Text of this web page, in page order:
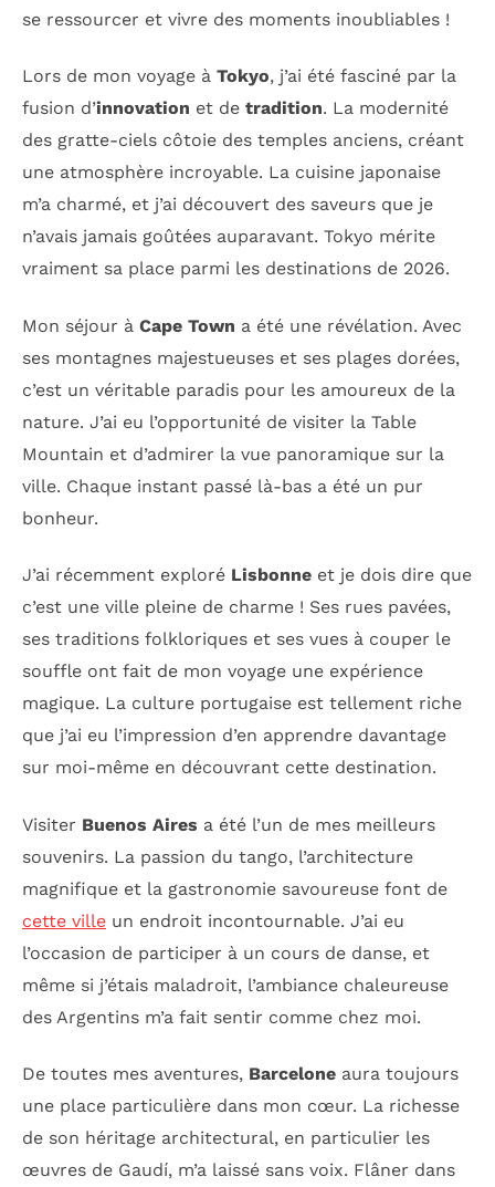
se ressourcer et vivre des moments inoubliables !
Lors de mon voyage à Tokyo, j’ai été fasciné par la
fusion d’innovation et de tradition. La modernité
des gratte-ciels côtoie des temples anciens, créant
une atmosphère incroyable. La cuisine japonaise
m’a charmé, et j’ai découvert des saveurs que je
n’avais jamais goûtées auparavant. Tokyo mérite
vraiment sa place parmi les destinations de 2026.
Mon séjour à Cape Town a été une révélation. Avec
ses montagnes majestueuses et ses plages dorées,
c’est un véritable paradis pour les amoureux de la
nature. J’ai eu l’opportunité de visiter la Table
Mountain et d’admirer la vue panoramique sur la
ville. Chaque instant passé là-bas a été un pur
bonheur.
J’ai récemment exploré Lisbonne et je dois dire que
c’est une ville pleine de charme ! Ses rues pavées,
ses traditions folkloriques et ses vues à couper le
souffle ont fait de mon voyage une expérience
magique. La culture portugaise est tellement riche
que j’ai eu l’impression d’en apprendre davantage
sur moi-même en découvrant cette destination.
Visiter Buenos Aires a été l’un de mes meilleurs
souvenirs. La passion du tango, l’architecture
magnifique et la gastronomie savoureuse font de
cette ville un endroit incontournable. J’ai eu
l’occasion de participer à un cours de danse, et
même si j’étais maladroit, l’ambiance chaleureuse
des Argentins m’a fait sentir comme chez moi.
De toutes mes aventures, Barcelone aura toujours
une place particulière dans mon cœur. La richesse
de son héritage architectural, en particulier les
œuvres de Gaudí, m’a laissé sans voix. Flâner dans